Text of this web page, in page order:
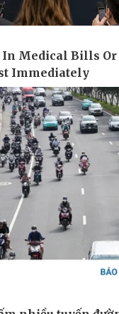
Quân sự
Vũ khí
Việt Nam
Phân tích